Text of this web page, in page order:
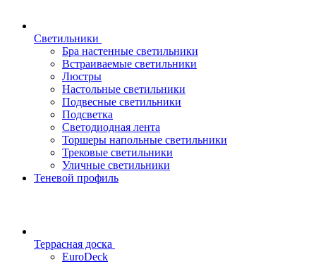
Светильники
Бра настенные светильники
Встраиваемые светильники
Люстры
Настольные светильники
Подвесные светильники
Подсветка
Светодиодная лента
Торшеры напольные светильники
Трековые светильники
Уличные светильники
Теневой профиль
Террасная доска
EuroDeck